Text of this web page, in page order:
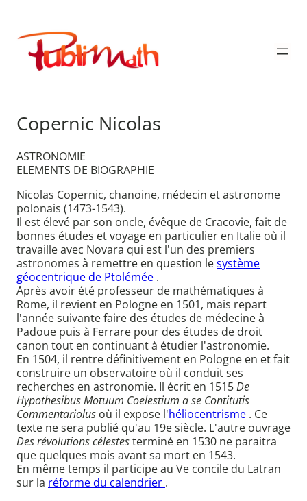
contenu
Publimath
Copernic Nicolas
ASTRONOMIE
ELEMENTS DE BIOGRAPHIE
Nicolas Copernic, chanoine, médecin et astronome
polonais (1473-1543).
Il est élevé par son oncle, évêque de Cracovie, fait de
bonnes études et voyage en particulier en Italie où il
travaille avec Novara qui est l'un des premiers
astronomes à remettre en question lesystème
géocentrique de Ptolémée .
Après avoir été professeur de mathématiques à
Rome, il revient en Pologne en 1501, mais repart
l'année suivante faire des études de médecine à
Padoue puis à Ferrare pour des études de droit
canon tout en continuant à étudier l'astronomie.
En 1504, il rentre définitivement en Pologne en et fait
construire un observatoire où il conduit ses
recherches en astronomie. Il écrit en 1515De
Hypothesibus Motuum Coelestium a se Contitutis
Commentariolus où il expose l'héliocentrisme . Ce
texte ne sera publié qu'au 19e siècle. L'autre ouvrage
Des révolutions célestesterminé en 1530 ne paraitra
que quelques mois avant sa mort en 1543.
En même temps il participe au Ve concile du Latran
sur la réforme du calendrier .